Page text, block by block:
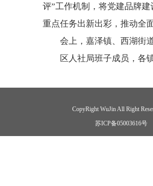
评”工作机制，将党建品牌
重点任务出新出彩，推动全
会上，嘉泽镇、西湖街
区人社局班子成员，各
CopyRight WuJin All Right
苏ICP备05003616号